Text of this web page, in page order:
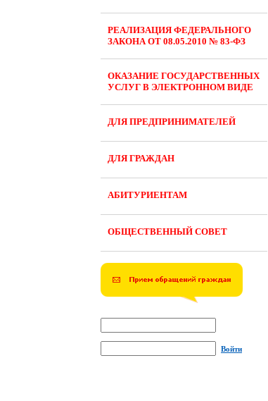
РЕАЛИЗАЦИЯ ФЕДЕРАЛЬНОГО
ЗАКОНА ОТ 08.05.2010 № 83-ФЗ
ОКАЗАНИЕ ГОСУДАРСТВЕННЫХ
УСЛУГ В ЭЛЕКТРОННОМ ВИДЕ
ДЛЯ ПРЕДПРИНИМАТЕЛЕЙ
ДЛЯ ГРАЖДАН
АБИТУРИЕНТАМ
ОБЩЕСТВЕННЫЙ СОВЕТ
Войти